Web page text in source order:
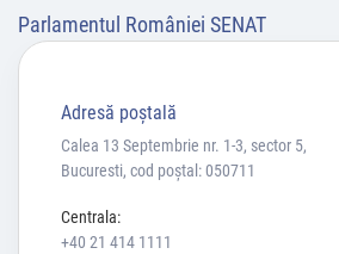
Parlamentul României SENAT
Adresă poştală
Calea 13 Septembrie nr. 1-3, sector 5,
Bucuresti, cod poștal: 050711
Centrala:
+40 21 414 1111